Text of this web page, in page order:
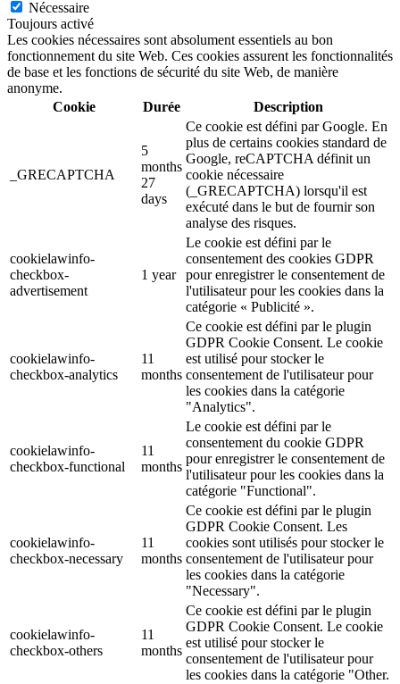
Nécessaire
Toujours activé
Les cookies nécessaires sont absolument essentiels au bon
fonctionnement du site Web. Ces cookies assurent les fonctionnalités
de base et les fonctions de sécurité du site Web, de manière
anonyme.
Cookie
Durée Description
_GRECAPTCHA
5
months
27
days
Ce cookie est défini par Google. En
plus de certains cookies standard de
Google, reCAPTCHA définit un
cookie nécessaire
(_GRECAPTCHA) lorsqu'il est
exécuté dans le but de fournir son
analyse des risques.
cookielawinfo-
checkbox-
advertisement
1 year
Le cookie est défini par le
consentement des cookies GDPR
pour enregistrer le consentement de
l'utilisateur pour les cookies dans la
catégorie « Publicité ».
cookielawinfo-
checkbox-analytics
11
months
Ce cookie est défini par le plugin
GDPR Cookie Consent. Le cookie
est utilisé pour stocker le
consentement de l'utilisateur pour
les cookies dans la catégorie
"Analytics".
cookielawinfo-
checkbox-functional
11
months
Le cookie est défini par le
consentement du cookie GDPR
pour enregistrer le consentement de
l'utilisateur pour les cookies dans la
catégorie "Functional".
cookielawinfo-
checkbox-necessary
11
months
Ce cookie est défini par le plugin
GDPR Cookie Consent. Les
cookies sont utilisés pour stocker le
consentement de l'utilisateur pour
les cookies dans la catégorie
"Necessary".
cookielawinfo-
checkbox-others
11
months
Ce cookie est défini par le plugin
GDPR Cookie Consent. Le cookie
est utilisé pour stocker le
consentement de l'utilisateur pour
les cookies dans la catégorie "Other.